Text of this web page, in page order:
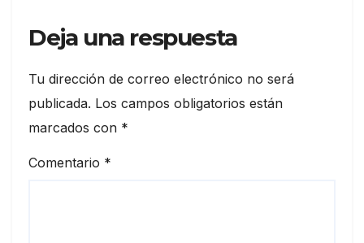
Deja una respuesta
Tu dirección de correo electrónico no será
publicada. Los campos obligatorios están
marcados con *
Comentario *